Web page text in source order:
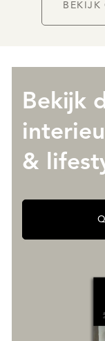
BEKIJK
Bekijk
&